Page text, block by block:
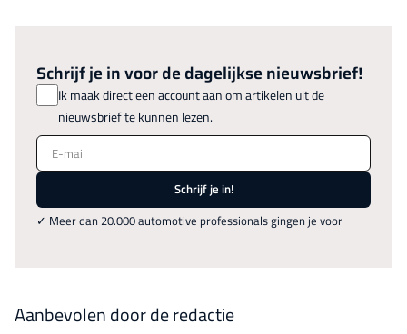
Schrijf je in voor de dagelijkse nieuwsbrief!
Ik maak direct een account aan om artikelen uit de
nieuwsbrief te kunnen lezen.
E-mail
Schrijf je in!
✓ Meer dan 20.000 automotive professionals gingen je voor
Aanbevolen door de redactie